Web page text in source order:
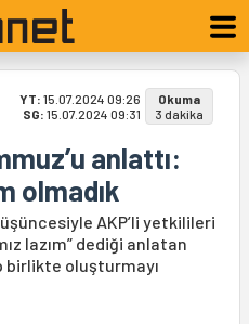
YT: 15.07.2024 09:26
SG: 15.07.2024 09:31
Okuma
3 dakika
anlattı:
olmadık
AKP’li yetkilileri
lazım” dediği anlatan
birlikte oluşturmayı